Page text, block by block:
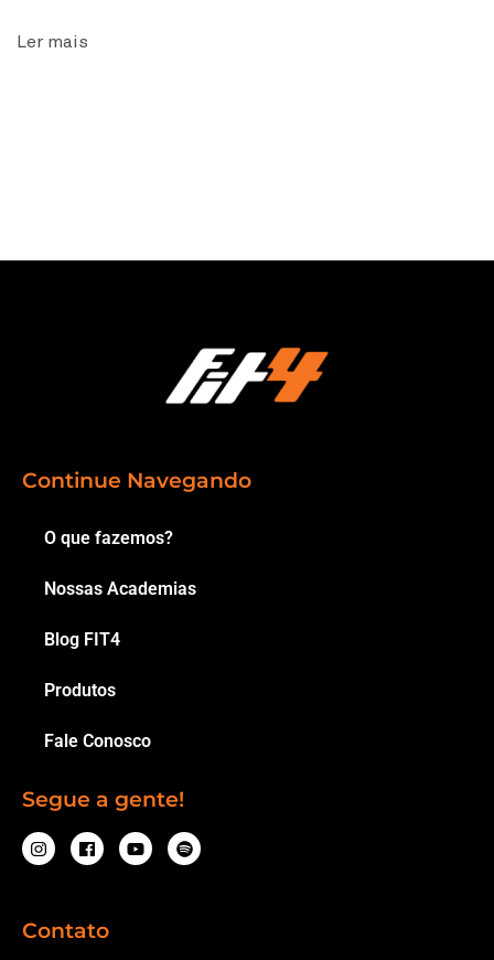
Ler mais
Continue Navegando
O que fazemos?
Nossas Academias
Blog FIT4
Produtos
Fale Conosco
Segue a gente!
Contato